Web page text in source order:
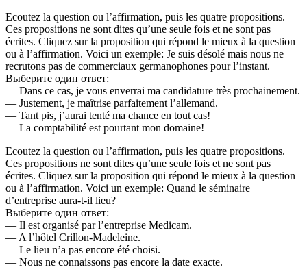
Ecoutez la question ou l’affirmation, puis les quatre propositions.
Ces propositions ne sont dites qu’une seule fois et ne sont pas
écrites. Cliquez sur la proposition qui répond le mieux à la question
ou à l’affirmation. Voici un exemple: Je suis désolé mais nous ne
recrutons pas de commerciaux germanophones pour l’instant.
Выберите один ответ:
— Dans ce cas, je vous enverrai ma candidature très prochainement.
— Justement, je maîtrise parfaitement l’allemand.
— Tant pis, j’aurai tenté ma chance en tout cas!
— La comptabilité est pourtant mon domaine!
Ecoutez la question ou l’affirmation, puis les quatre propositions.
Ces propositions ne sont dites qu’une seule fois et ne sont pas
écrites. Cliquez sur la proposition qui répond le mieux à la question
ou à l’affirmation. Voici un exemple: Quand le séminaire
d’entreprise aura-t-il lieu?
Выберите один ответ:
— Il est organisé par l’entreprise Medicam.
— A l’hôtel Crillon-Madeleine.
— Le lieu n’a pas encore été choisi.
— Nous ne connaissons pas encore la date exacte.